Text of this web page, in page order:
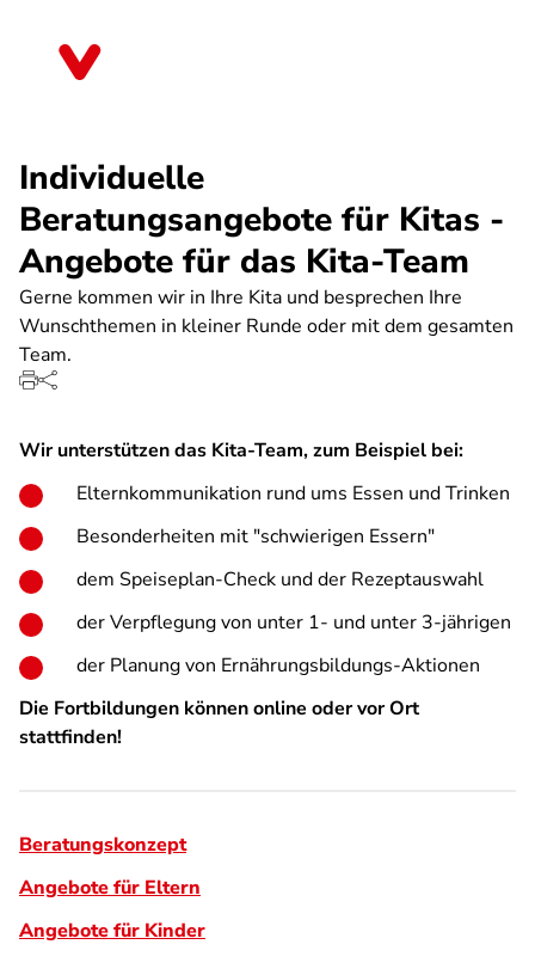
Individuelle
Beratungsangebote für Kitas -
Angebote für das Kita-Team
Gerne kommen wir in Ihre Kita und besprechen Ihre
Wunschthemen in kleiner Runde oder mit dem gesamten
Team.
Wir unterstützen das Kita-Team, zum Beispiel bei:
Elternkommunikation rund ums Essen und Trinken
Besonderheiten mit "schwierigen Essern"
dem Speiseplan-Check und der Rezeptauswahl
der Verpflegung von unter 1- und unter 3-jährigen
der Planung von Ernährungsbildungs-Aktionen
Die Fortbildungen können online oder vor Ort
stattfinden!
Beratungskonzept
Angebote für Eltern
Angebote für Kinder